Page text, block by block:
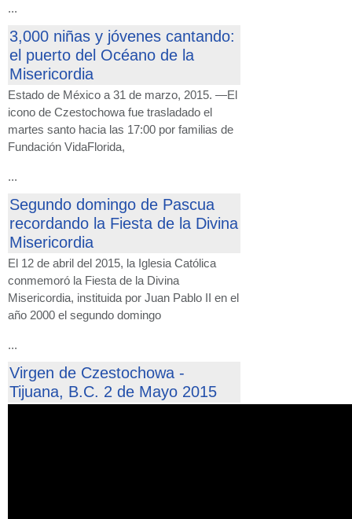
...
3,000 niñas y jóvenes cantando:
el puerto del Océano de la
Misericordia
Estado de México a 31 de marzo, 2015. —El
icono de Czestochowa fue trasladado el
martes santo hacia las 17:00 por familias de
Fundación VidaFlorida,
...
Segundo domingo de Pascua
recordando la Fiesta de la Divina
Misericordia
El 12 de abril del 2015, la Iglesia Católica
conmemoró la Fiesta de la Divina
Misericordia, instituida por Juan Pablo II en el
año 2000 el segundo domingo
...
Virgen de Czestochowa -
Tijuana, B.C. 2 de Mayo 2015